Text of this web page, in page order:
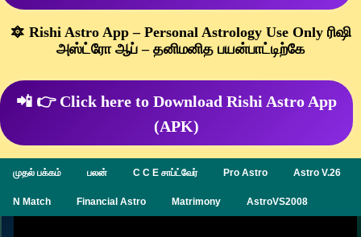
🔯 Rishi Astro App – Personal Astrology Use Only ரிஷி
அஸ்ட்ரோ ஆப் – தனிமனித பயன்பாட்டிற்கே
📲 👉 Click here to Download Rishi Astro App
(APK)
முதல் பக்கம் பலன் C C E சாப்ட்வேர் Pro Astro Astro V.26
N Match Financial Astro Matrimony AstroVS2008